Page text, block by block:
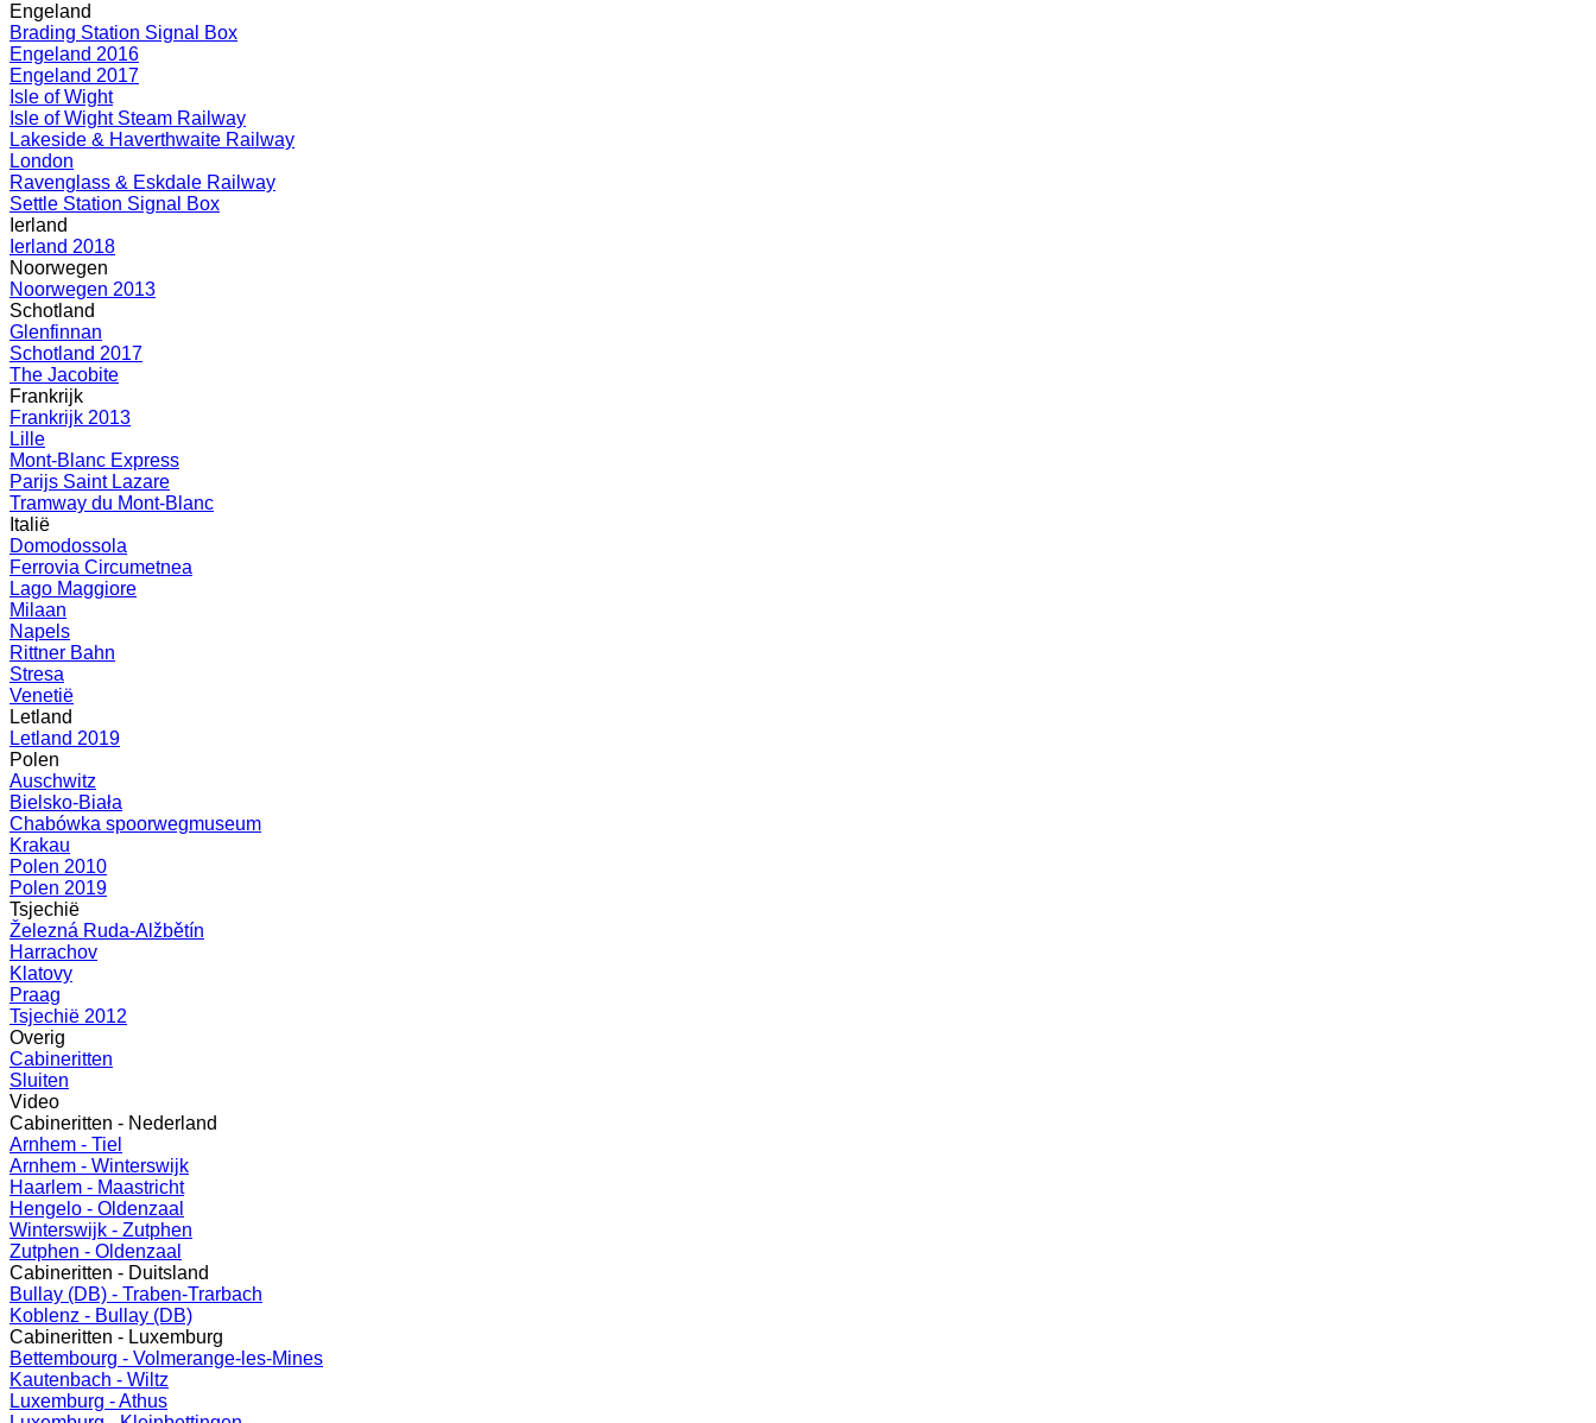
Engeland
Brading Station Signal Box
Engeland 2016
Engeland 2017
Isle of Wight
Isle of Wight Steam Railway
Lakeside & Haverthwaite Railway
London
Ravenglass & Eskdale Railway
Settle Station Signal Box
Ierland
Ierland 2018
Noorwegen
Noorwegen 2013
Schotland
Glenfinnan
Schotland 2017
The Jacobite
Frankrijk
Frankrijk 2013
Lille
Mont-Blanc Express
Parijs Saint Lazare
Tramway du Mont-Blanc
Italië
Domodossola
Ferrovia Circumetnea
Lago Maggiore
Milaan
Napels
Rittner Bahn
Stresa
Venetië
Letland
Letland 2019
Polen
Auschwitz
Bielsko-Biała
Chabówka spoorwegmuseum
Krakau
Polen 2010
Polen 2019
Tsjechië
Železná Ruda-Alžbětín
Harrachov
Klatovy
Praag
Tsjechië 2012
Overig
Cabineritten
Sluiten
Video
Cabineritten - Nederland
Arnhem - Tiel
Arnhem - Winterswijk
Haarlem - Maastricht
Hengelo - Oldenzaal
Winterswijk - Zutphen
Zutphen - Oldenzaal
Cabineritten - Duitsland
Bullay (DB) - Traben-Trarbach
Koblenz - Bullay (DB)
Cabineritten - Luxemburg
Bettembourg - Volmerange-les-Mines
Kautenbach - Wiltz
Luxemburg - Athus